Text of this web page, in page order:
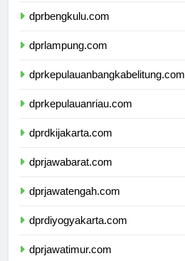
dprbengkulu.com
dprlampung.com
dprkepulauanbangkabelitung.com
dprkepulauanriau.com
dprdkijakarta.com
dprjawabarat.com
dprjawatengah.com
dprdiyogyakarta.com
dprjawatimur.com